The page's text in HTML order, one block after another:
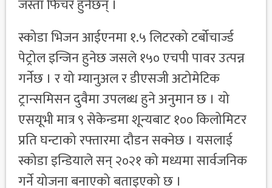
जस्ता फिचर हुनेछन् ।
स्कोडा भिजन आईएनमा १.५ लिटरको टर्बोचार्ज्ड
पेट्रोल इन्जिन हुनेछ जसले १५० एचपी पावर उत्पन्न
गर्नेछ । र यो म्यानुअल र डीएसजी अटोमेटिक
ट्रान्समिसन दुवैमा उपलब्ध हुने अनुमान छ । यो
एसयूभी मात्र ९ सेकेन्डमा शून्यबाट १०० किलोमिटर
प्रति घन्टाको रफ्तारमा दौडन सक्नेछ । यसलाई
स्कोडा इन्डियाले सन् २०२१ को मध्यमा सार्वजनिक
गर्ने योजना बनाएको बताइएको छ ।